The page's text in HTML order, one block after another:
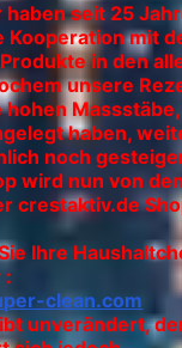
seit 25
Kooperation mit
in den
unsere
hohen
haben,
noch
wird nun von
crestaktiv.de
Ihre
:
clean.com
unverändert,